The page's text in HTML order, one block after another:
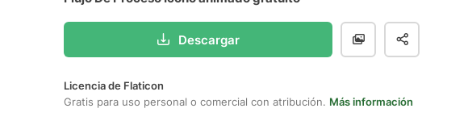
Descargar
Licencia de Flaticon
Gratis para uso personal o comercial con atribución. Más información